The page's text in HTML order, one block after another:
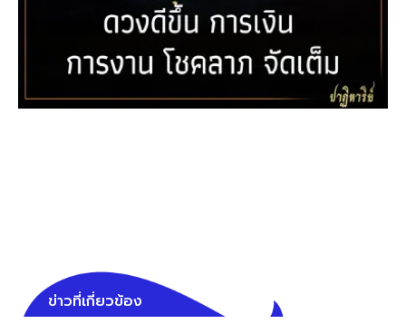
ข่าวที่เกี่ยวข้อง